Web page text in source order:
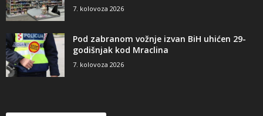
7. kolovoza 2026
Pod zabranom vožnje izvan BiH uhićen 29-
godišnjak kod Mraclina
7. kolovoza 2026